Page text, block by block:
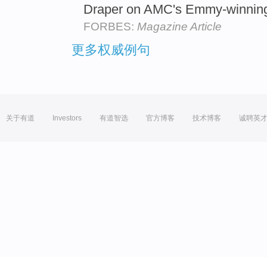
Draper on AMC's Emmy-
FORBES: Magazine Article
更多权威例句
关于有道 Investors 有道智选 官方博客 技术博客 诚聘英才